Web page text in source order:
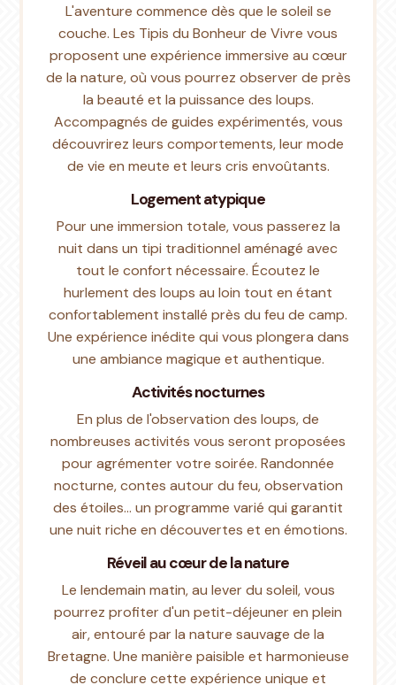
L'aventure commence dès que le soleil se
couche. Les Tipis du Bonheur de Vivre vous
proposent une expérience immersive au cœur
de la nature, où vous pourrez observer de près
la beauté et la puissance des loups.
Accompagnés de guides expérimentés, vous
découvrirez leurs comportements, leur mode
de vie en meute et leurs cris envoûtants.
Logement atypique
Pour une immersion totale, vous passerez la
nuit dans un tipi traditionnel aménagé avec
tout le confort nécessaire. Écoutez le
hurlement des loups au loin tout en étant
confortablement installé près du feu de camp.
Une expérience inédite qui vous plongera dans
une ambiance magique et authentique.
Activités nocturnes
En plus de l'observation des loups, de
nombreuses activités vous seront proposées
pour agrémenter votre soirée. Randonnée
nocturne, contes autour du feu, observation
des étoiles... un programme varié qui garantit
une nuit riche en découvertes et en émotions.
Réveil au cœur de la nature
Le lendemain matin, au lever du soleil, vous
pourrez profiter d'un petit-déjeuner en plein
air, entouré par la nature sauvage de la
Bretagne. Une manière paisible et harmonieuse
de conclure cette expérience unique et